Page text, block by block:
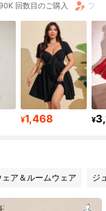
回数目のご購入 フォ
¥1,468 ¥
ア＆ルームウェア ジ